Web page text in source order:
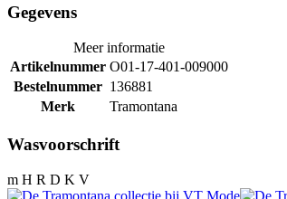
Gegevens
Meer informatie
Artikelnummer O01-17-401-009000
Bestelnummer 136881
Merk
Tramontana
Wasvoorschrift
m H R D K V